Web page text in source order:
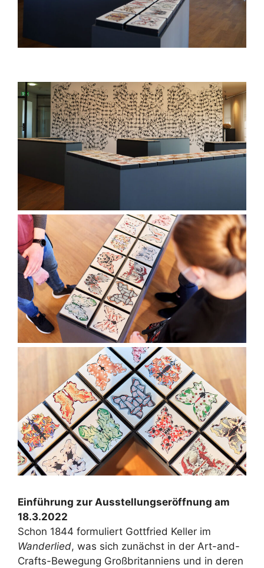
Einführung zur Ausstellungseröffnung am
18.3.2022
Schon 1844 formuliert Gottfried Keller im
Wanderlied, was sich zunächst in der Art-and-
Crafts-Bewegung Großbritanniens und in deren